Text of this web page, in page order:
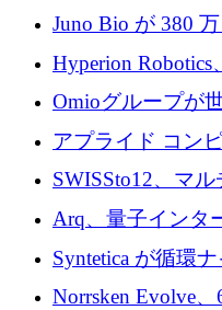
の契約で買収、
ォームを構築
Juno Bio が 380
専用の初のシー
Hyperion
万ドルを確保
Omioグループが
を目指してRail
アプライド コン
向け基盤 AI の拡
SWISSto12、マ
ためにシリーズC
Arq、量子インタ
して140万ドルを
Syntetica が循環
にシリーズ A で
Norrsken Evolve